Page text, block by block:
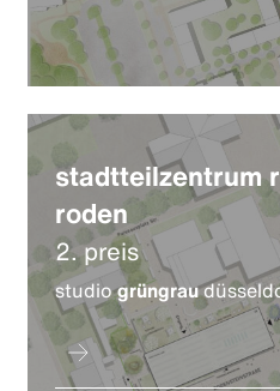
stadtteilzentrum
roden
2. preis
studiogrüngrau